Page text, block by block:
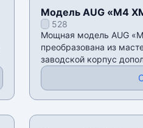
Модель AUG «M4
528
Мощная модель AUG
преобразована из
заводской корпус